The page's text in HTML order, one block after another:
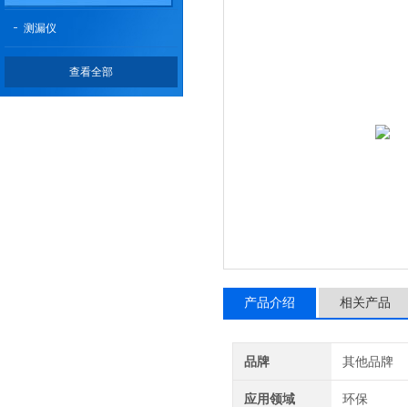
测漏仪
查看全部
产品介绍 相关产品
品牌 其他品牌
应用领域 环保